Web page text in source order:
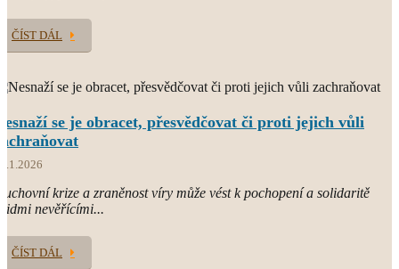
ČÍST DÁL
se je obracet, přesvědčovat či proti jejich vůli
krize a zraněnost víry může vést k pochopení a solidaritě
lidmi nevěřícími...
ČÍST DÁL